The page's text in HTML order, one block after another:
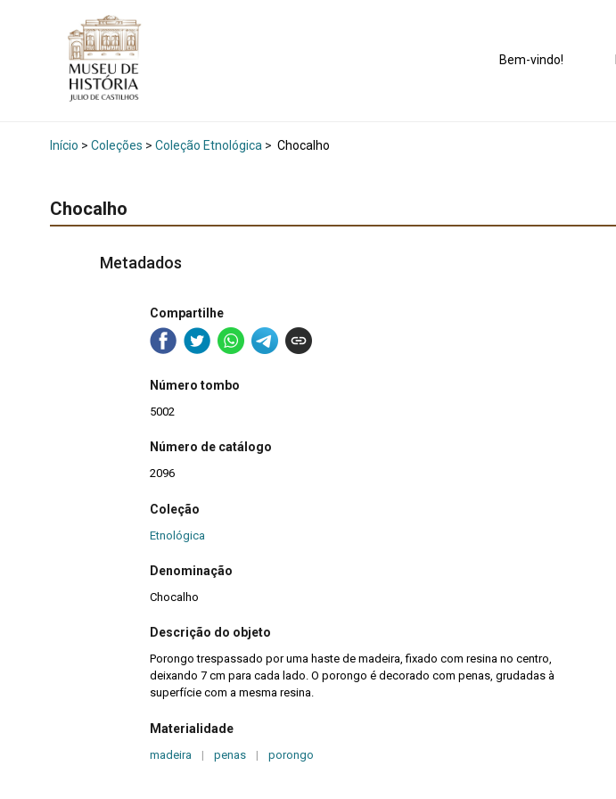
Bem-vindo!
Início > Coleções > Coleção Etnológica > Chocalho
Chocalho
Metadados
Compartilhe
Número tombo
5002
Número de catálogo
2096
Coleção
Etnológica
Denominação
Chocalho
Descrição do objeto
Porongo trespassado por uma haste de madeira, fixado com resina no centro,
deixando 7 cm para cada lado. O porongo é decorado com penas, grudadas à
superfície com a mesma resina.
Materialidade
madeira | penas | porongo